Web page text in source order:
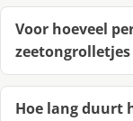
Voor hoeveel
Hoe lang duurt